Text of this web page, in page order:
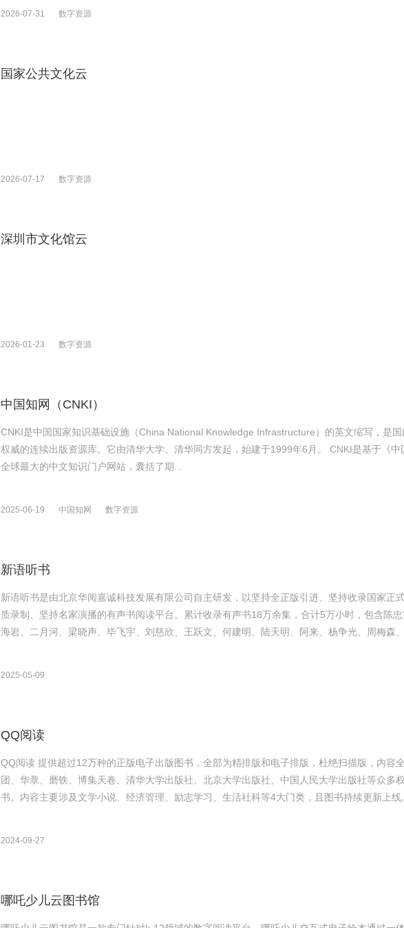
2026-07-31 数字资源
国家公共文化云
2026-07-17 数字资源
深圳市文化馆云
2026-01-23 数字资源
中国知网（CNKI）
CNKI是中国国家知识基础设施（China National Knowledge Infrastructure）的英文缩写，是
权威的连续出版资源库。它由清华大学、清华同方发起，始建于1999年6月。 CNKI是基于《中国知识资源总库》的
全球最大的中文知识门户网站，囊括了期...
2025-06-19 中国知网 数字资源
新语听书
新语听书是由北京华阅嘉诚科技发展有限公司自主研发，以坚持全正版引进、坚持收录国家正
质录制、坚持名家演播的有声书阅读平台。累计收录有声书18万余集，合计5万小时，包含陈忠
海岩、二月河、梁晓声、毕飞宇、刘慈欣、王跃文、何建明、陆天明、阿来、杨争光、周梅森
2025-05-09
QQ阅读
QQ阅读 提供超过12万种的正版电子出版图书，全部为精排版和电子排版，杜绝扫描版，内容
团、华章、磨铁、博集天卷、清华大学出版社、北京大学出版社、中国人民大学出版社等众多
书。内容主要涉及文学小说、经济管理、励志学习、生活社科等4大门类，且图书持续更新上线
2024-09-27
哪吒少儿云图书馆